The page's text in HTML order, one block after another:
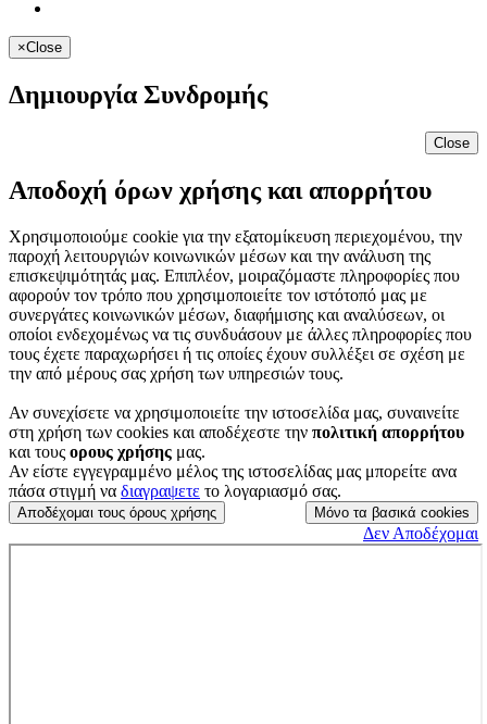
×Close
Δημιουργία Συνδρομής
Close
Αποδοχή όρων χρήσης και απορρήτου
Χρησιμοποιούμε cookie για την εξατομίκευση περιεχομένου, την
παροχή λειτουργιών κοινωνικών μέσων και την ανάλυση της
επισκεψιμότητάς μας. Επιπλέον, μοιραζόμαστε πληροφορίες που
αφορούν τον τρόπο που χρησιμοποιείτε τον ιστότοπό μας με
συνεργάτες κοινωνικών μέσων, διαφήμισης και αναλύσεων, οι
οποίοι ενδεχομένως να τις συνδυάσουν με άλλες πληροφορίες που
τους έχετε παραχωρήσει ή τις οποίες έχουν συλλέξει σε σχέση με
την από μέρους σας χρήση των υπηρεσιών τους.
Αν συνεχίσετε να χρησιμοποιείτε την ιστοσελίδα μας, συναινείτε
στη χρήση των cookies και αποδέχεστε την πολιτική απορρήτου
και τους ορους χρήσης μας.
Αν είστε εγγεγραμμένο μέλος της ιστοσελίδας μας μπορείτε ανα
πάσα στιγμή να διαγραψετε το λογαριασμό σας.
Αποδέχομαι τους όρους χρήσης Μόνο τα βασικά cookies
Δεν Αποδέχομαι